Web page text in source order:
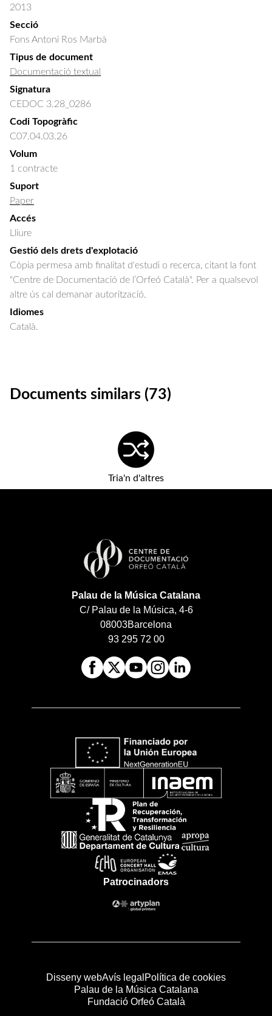
2013
Secció
Fons Antoni Ros Marbà
Tipus de document
Documentació textual
Signatura
CEDOC 3.28_0286
Codi Topogràfic
C07.04.03.26
Volum
1 contracte
Suport
Paper
Accés
Lliure
Gestió dels drets d'explotació
Còpia permesa amb finalitat d'estudi o recerca, citant la font
"Centre de Documentació de l’Orfeó Català". Per a qualsevol
altre ús cal demanar autorització.
Idiomes
Català.
Documents similars (73)
Tria'n d'altres
Palau de la Música Catalana
C/ Palau de la Música, 4-6
08003Barcelona
93 295 72 00
Patrocinadors
Disseny webAvís legal Política de cookies
Palau de la Música Catalana
Fundació Orfeó Català